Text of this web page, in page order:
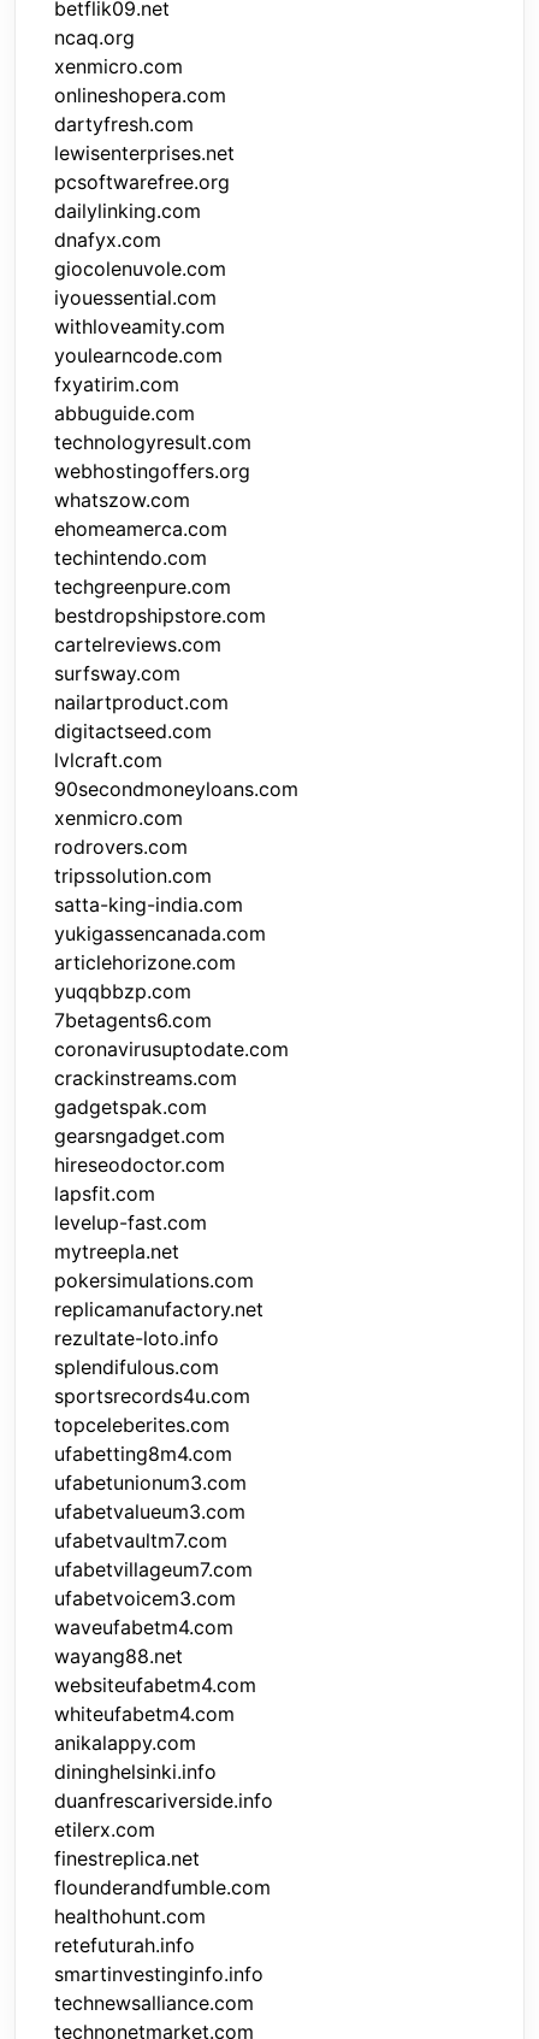
betflik09.net
ncaq.org
xenmicro.com
onlineshopera.com
dartyfresh.com
lewisenterprises.net
pcsoftwarefree.org
dailylinking.com
dnafyx.com
giocolenuvole.com
iyouessential.com
withloveamity.com
youlearncode.com
fxyatirim.com
abbuguide.com
technologyresult.com
webhostingoffers.org
whatszow.com
ehomeamerca.com
techintendo.com
techgreenpure.com
bestdropshipstore.com
cartelreviews.com
surfsway.com
nailartproduct.com
digitactseed.com
lvlcraft.com
90secondmoneyloans.com
xenmicro.com
rodrovers.com
tripssolution.com
satta-king-india.com
yukigassencanada.com
articlehorizone.com
yuqqbbzp.com
7betagents6.com
coronavirusuptodate.com
crackinstreams.com
gadgetspak.com
gearsngadget.com
hireseodoctor.com
lapsfit.com
levelup-fast.com
mytreepla.net
pokersimulations.com
replicamanufactory.net
rezultate-loto.info
splendifulous.com
sportsrecords4u.com
topceleberites.com
ufabetting8m4.com
ufabetunionum3.com
ufabetvalueum3.com
ufabetvaultm7.com
ufabetvillageum7.com
ufabetvoicem3.com
waveufabetm4.com
wayang88.net
websiteufabetm4.com
whiteufabetm4.com
anikalappy.com
dininghelsinki.info
duanfrescariverside.info
etilerx.com
finestreplica.net
flounderandfumble.com
healthohunt.com
retefuturah.info
smartinvestinginfo.info
technewsalliance.com
technonetmarket.com